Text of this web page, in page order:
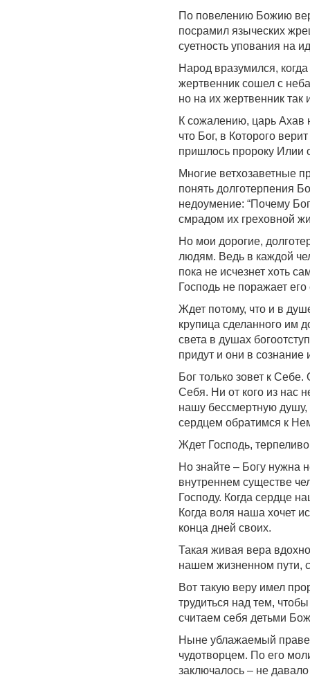
По повелению Божию
посрамил языческих
суетность упования на
Народ вразумился,
жертвенник сошел с
но на их жертвенник так
К сожалению, царь Ахав
что Бог, в Которого
пришлось пророку Илии
Многие ветхозаветные
понять долготерпения
недоумение: “Почему
смрадом их греховной
Но мои дорогие,
людям. Ведь в каждой
пока не исчезнет хоть
Господь не поражает
Ждет потому, что и в
крупица сделанного им
света в душах
придут и они в сознание
Бог только зовет к
Себя. Ни от кого из нас
нашу бессмертную
сердцем обратимся к
Ждет Господь,
Но знайте – Богу нужна
внутреннем существе
Господу. Когда сердце
Когда воля наша хочет
конца дней своих.
Такая живая вера
нашем жизненном пути,
Вот такую веру имел
трудиться над тем,
считаем себя детьми
Ныне ублажаемый
чудотворцем. По его
заключалось – не